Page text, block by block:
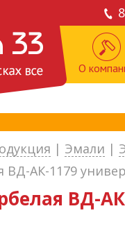
О
| Эмали |
ВД-АК-1179
ВД-